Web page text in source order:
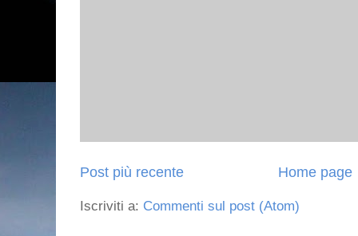
Post più recente Home page
Iscriviti a: Commenti sul post (Atom)